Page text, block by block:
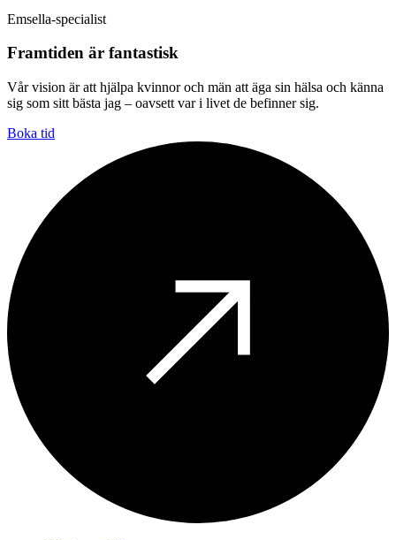
Emsella-specialist
Framtiden är fantastisk
Vår vision är att hjälpa kvinnor och män att äga sin hälsa och känna
sig som sitt bästa jag – oavsett var i livet de befinner sig.
Boka tid